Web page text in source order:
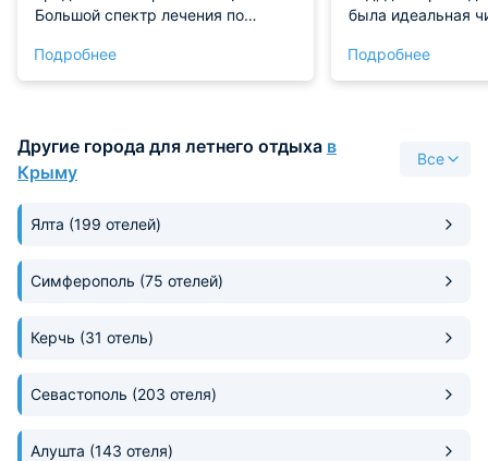
Большой спектр лечения по
Подробнее
была идеальная
Персонал
Обязательно
Подробнее
Другие города для летнего отдыха в
Крыму
Все
Ялта (199 отелей)
Симферополь (75 отелей)
Керчь (31 отель)
Севастополь (203 отеля)
Алушта (143 отеля)